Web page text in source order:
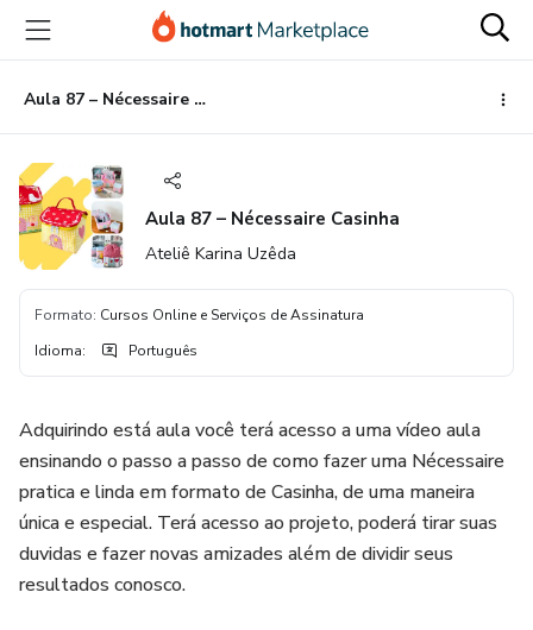
para
conteúdo
principal
para
pagamento
para
rodapé
Aula 87 – Nécessaire Casinha
Aula 87 – Nécessaire Casinha
Ateliê Karina Uzêda
Formato: Cursos Online e Serviços de Assinatura
Idioma: Português
Adquirindo está aula você terá acesso a uma vídeo aula
ensinando o passo a passo de como fazer uma Nécessaire
pratica e linda em formato de Casinha, de uma maneira
única e especial. Terá acesso ao projeto, poderá tirar suas
duvidas e fazer novas amizades além de dividir seus
resultados conosco.